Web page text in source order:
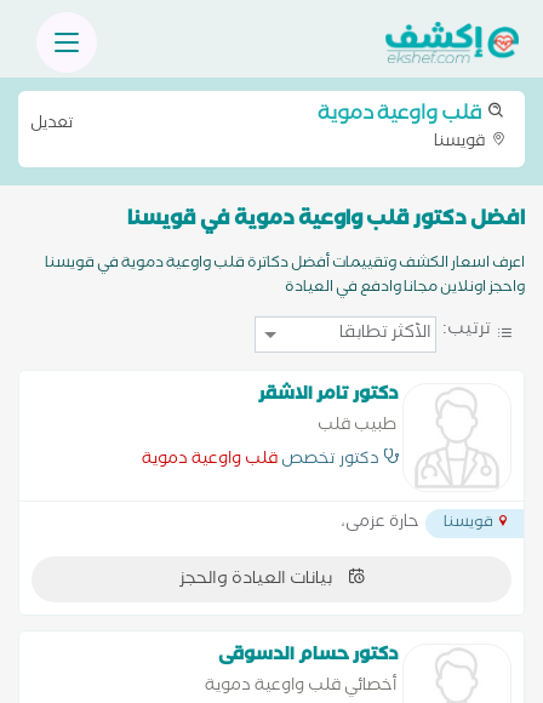
قلب واوعية دموية
قويسنا
تعديل
افضل دكتور قلب واوعية دموية في قويسنا
اعرف اسعار الكشف وتقييمات أفضل دكاترة قلب واوعية دموية في قويسنا
واحجز اونلاين مجانا وادفع في العيادة
ترتيب:
دكتور تامر الاشقر
طبيب قلب
دكتور تخصصقلب واوعية دموية
قويسنا حارة عزمى،
بيانات العيادة والحجز
دكتور حسام الدسوقى
أخصائي قلب واوعية دموية